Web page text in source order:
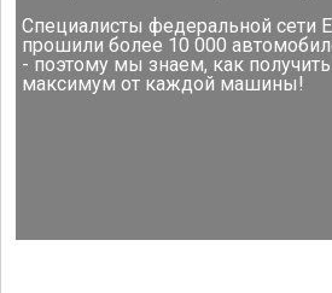
Специалисты федеральной сети
прошили более 10 000
- поэтому мы знаем, как
максимум от каждой машины!